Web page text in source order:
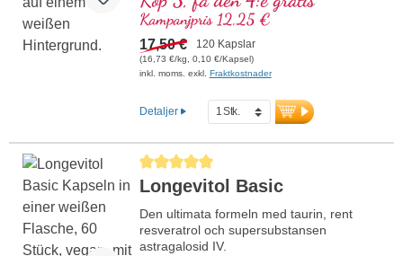
tillsatser och tillverkas i Tyskland.
Förseglingen är aluminiumfri.
mer information om Taurin
Kampanjpris 12,25 €
17,50 € 120 Kapslar
(16,73 €/kg, 0,10 €/Kapsel)
inkl. moms. exkl. Fraktkostnader
Detaljer
Genomsnittligt betyg på 5 av 5 stjärnor
Longevitol Basic
Den ultimata formeln med taurin, rent
resveratrol och supersubstansen
astragalosid IV.